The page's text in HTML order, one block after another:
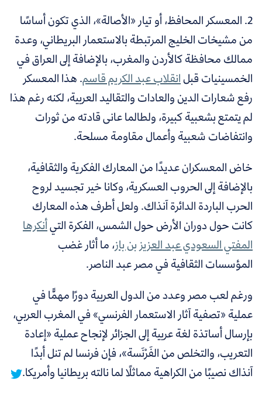
2. المعسكر المحافظ، أو تيار «الأصالة»، الذي تكون أساسًا
من مشيخات الخليج المرتبطة بالاستعمار البريطاني، وعدة
ممالك محافظة كالأردن والمغرب، بالإضافة إلى العراق في
الخمسينيات قبلانقلاب عبد الكريم قاسم. هذا المعسكر
رفع شعارات الدين والعادات والتقاليد العربية، لكنه رغم هذا
لم يتمتع بشعبية كبيرة، ولطالما عانى قادته من ثورات
وانتفاضات شعبية وأعمال مقاومة مسلحة.
خاض المعسكران عديدًا من المعارك الفكرية والثقافية،
بالإضافة إلى الحروب العسكرية، وكانا خير تجسيد لروح
الحرب الباردة الدائرة آنذاك. ولعل أطرف هذه المعارك
كانت حول دوران الأرض حول الشمس، الفكرة التيأنكرها
المفتي السعودي عبد العزيز بن باز، ما أثار غضب
المؤسسات الثقافية في مصر عبد الناصر.
ورغم لعب مصر وعدد من الدول العربية دورًا مهمًّا في
عملية «تصفية آثار الاستعمار الفرنسي» في المغرب العربي،
بإرسال أساتذة لغة عربية إلى الجزائر لإنجاح عملية «إعادة
التعريب، والتخلص من الفَرْنَسة»، فإن فرنسا لم تنل أبدًا
آنذاك نصيبًا من الكراهية مماثلًا لما نالته بريطانيا وأمريكا.